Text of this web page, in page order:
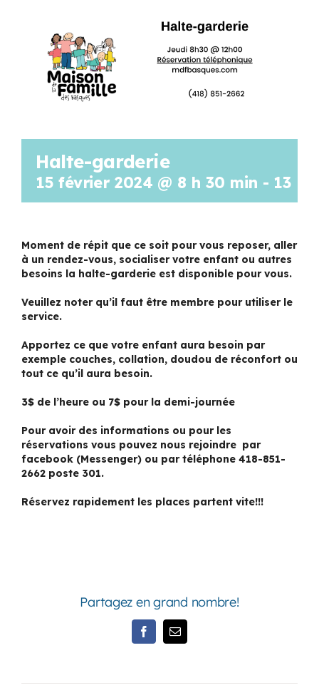
Mon Compte
OFFRES D’EMPLOI
Halte-garderie
15 février 2024 @ 8 h 30 min - 13 h
Moment de répit que ce soit pour vous reposer, aller
à un rendez-vous, socialiser votre enfant ou autres
besoins la halte-garderie est disponible pour vous.
Veuillez noter qu’il faut être membre pour utiliser le
service.
Apportez ce que votre enfant aura besoin par
exemple couches, collation, doudou de réconfort ou
tout ce qu’il aura besoin.
3$ de l’heure ou 7$ pour la demi-journée
Pour avoir des informations ou pour les
réservations vous pouvez nous rejoindre par
facebook (Messenger) ou par téléphone 418-851-
2662 poste 301.
Réservez rapidement les places partent vite!!!
Partagez en grand nombre!
FacebookEmail